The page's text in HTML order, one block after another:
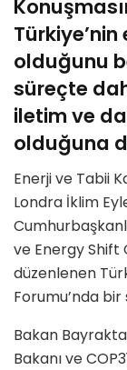
olduğunu
süreçte
iletim ve
olduğuna
Enerji ve Tabii
Londra İklim
ve Energy Shift
düzenlenen
Forumu’nda bir
Bakan
Bakanı ve